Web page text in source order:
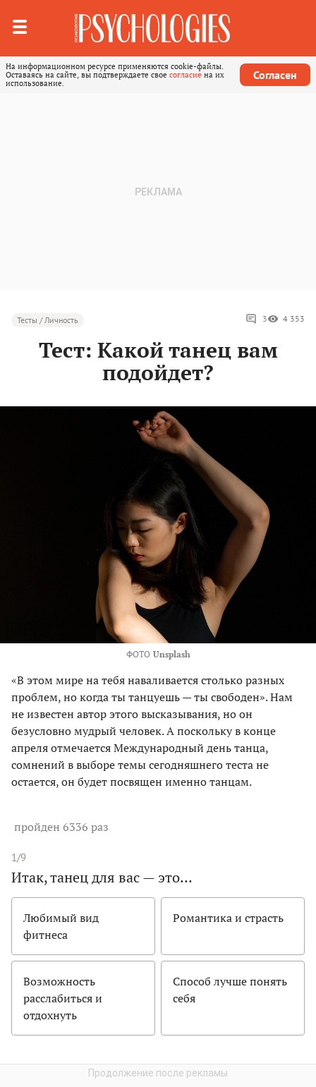
На информационном ресурсе применяются cookie-файлы.
Оставаясь на сайте, вы подтверждаете свое согласие на их
использование.
Согласен
Тесты / Личность 3 4 353
Тест: Какой танец вам
подойдет?
ФОТО Unsplash
«В этом мире на тебя наваливается столько разных
проблем, но когда ты танцуешь — ты свободен». Нам
не известен автор этого высказывания, но он
безусловно мудрый человек. А поскольку в конце
апреля отмечается Международный день танца,
сомнений в выборе темы сегодняшнего теста не
остается, он будет посвящен именно танцам.
пройден 6336 раз
1/9
Итак, танец для вас — это…
Любимый вид
фитнеса
Романтика и страсть
Возможность
расслабиться и
отдохнуть
Способ лучше понять
себя